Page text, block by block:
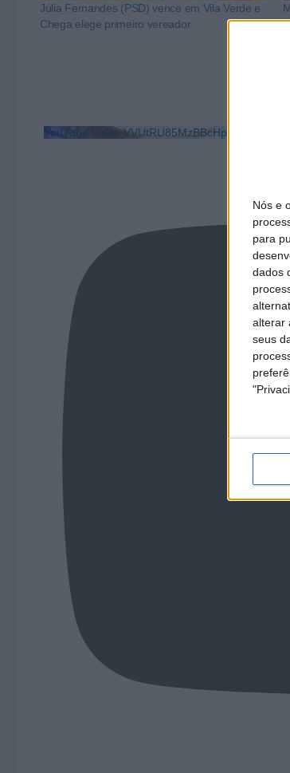
Nós e
para
dados
alterar
seus
Júlia Fernandes (PSD) vence em Vila Verde e
Chega elege primeiro vereador
YouTube Video